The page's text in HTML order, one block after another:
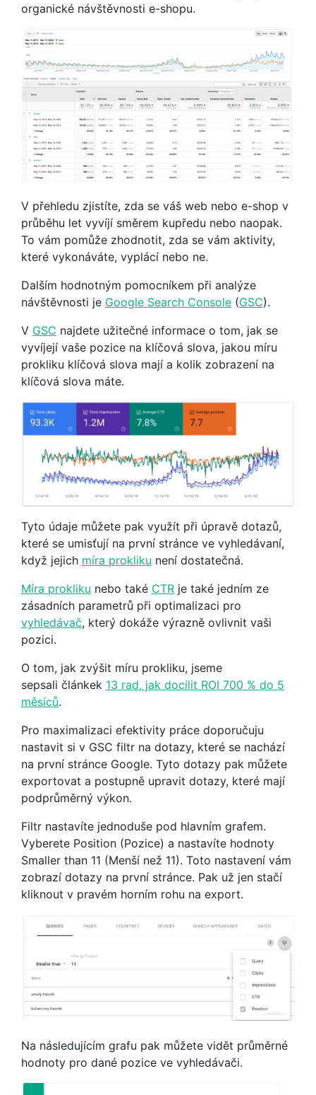
organické návštěvnosti e-shopu.
V přehledu zjistíte, zda se váš web nebo e-shop v
průběhu let vyvíjí směrem kupředu nebo naopak.
To vám pomůže zhodnotit, zda se vám aktivity,
které vykonáváte, vyplácí nebo ne.
Dalším hodnotným pomocníkem při analýze
návštěvnosti je Google Search Console (GSC).
V GSC najdete užitečné informace o tom, jak se
vyvíjejí vaše pozice na klíčová slova, jakou míru
prokliku klíčová slova mají a kolik zobrazení na
klíčová slova máte.
Tyto údaje můžete pak využít při úpravě dotazů,
které se umisťují na první stránce ve vyhledávaní,
když jejich míra prokliku není dostatečná.
Míra prokliku nebo také CTR je také jedním ze
zásadních parametrů při optimalizaci pro
vyhledávač, který dokáže výrazně ovlivnit vaši
pozici.
O tom, jak zvýšit míru prokliku, jseme
sepsali článkek 13 rad, jak docílit ROI 700 % do 5
měsíců.
Pro maximalizaci efektivity práce doporučuju
nastavit si v GSC filtr na dotazy, které se nachází
na první stránce Google. Tyto dotazy pak můžete
exportovat a postupně upravit dotazy, které mají
podprůměrný výkon.
Filtr nastavíte jednoduše pod hlavním grafem.
Vyberete Position (Pozice) a nastavíte hodnoty
Smaller than 11 (Menší než 11). Toto nastavení vám
zobrazí dotazy na první stránce. Pak už jen stačí
kliknout v pravém horním rohu na export.
Na následujícím grafu pak můžete vidět průměrné
hodnoty pro dané pozice ve vyhledávači.